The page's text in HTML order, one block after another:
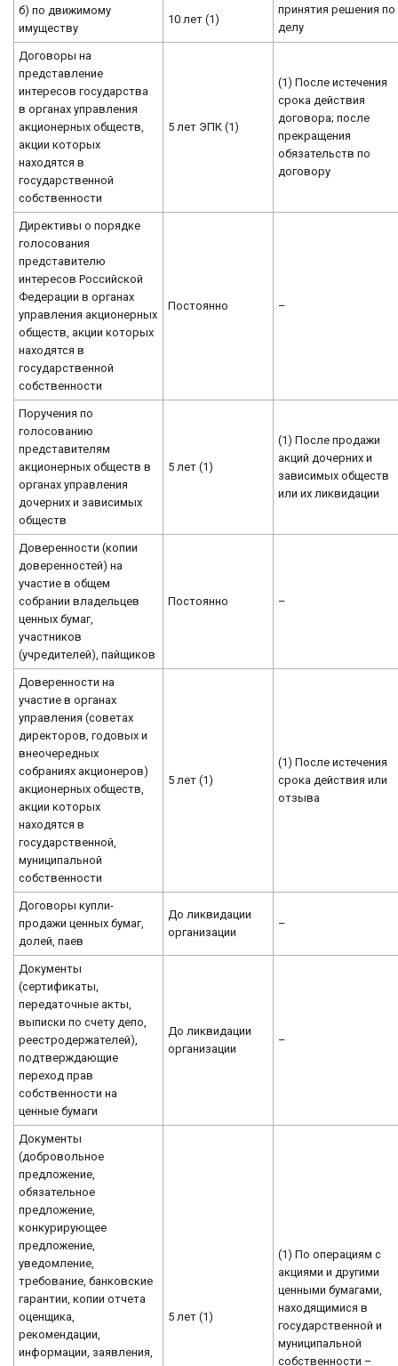
принятия решения по
делу
б) по движимому
имуществу
10 лет (1)
Договоры на
представление
интересов государства
в органах управления
акционерных обществ,
акции которых
находятся в
государственной
собственности
5 лет ЭПК (1)
(1) После истечения
срока действия
договора; после
прекращения
обязательств по
договору
Директивы о порядке
голосования
представителю
интересов Российской
Федерации в органах
управления акционерных
обществ, акции которых
находятся в
государственной
собственности
Постоянно –
Поручения по
голосованию
представителям
акционерных обществ в
органах управления
дочерних и зависимых
обществ
5 лет (1)
(1) После продажи
акций дочерних и
зависимых обществ
или их ликвидации
Доверенности (копии
доверенностей) на
участие в общем
собрании владельцев
ценных бумаг,
участников
(учредителей), пайщиков
Постоянно –
Доверенности на
участие в органах
управления (советах
директоров, годовых и
внеочередных
собраниях акционеров)
акционерных обществ,
акции которых
находятся в
государственной,
муниципальной
собственности
5 лет (1)
(1) После истечения
срока действия или
отзыва
Договоры купли-
продажи ценных бумаг,
долей, паев
До ликвидации
организации
–
Документы
(сертификаты,
передаточные акты,
выписки по счету депо,
реестродержателей),
подтверждающие
переход прав
собственности на
ценные бумаги
До ликвидации
организации
–
Документы
(добровольное
предложение,
обязательное
предложение,
конкурирующее
предложение,
уведомление,
требование, банковские
гарантии, копии отчета
оценщика,
рекомендации,
информации, заявления,
5 лет (1)
(1) По операциям с
акциями и другими
ценными бумагами,
находящимися в
государственной и
муниципальной
собственности –